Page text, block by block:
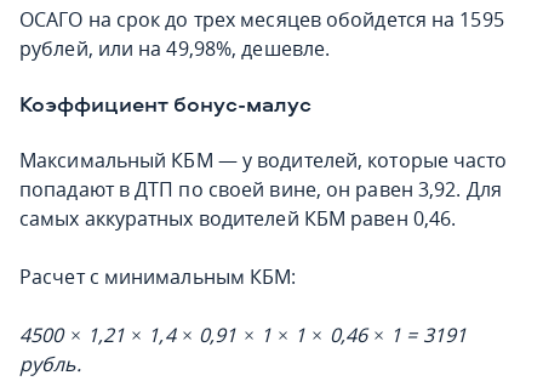
ОСАГО на срок до трех месяцев обойдется на 1595
рублей, или на 49,98%, дешевле.
Коэффициент бонус-малус
Максимальный КБМ — у водителей, которые часто
попадают в ДТП по своей вине, он равен 3,92. Для
самых аккуратных водителей КБМ равен 0,46.
Расчет с минимальным КБМ:
4500 × 1,21 × 1,4 × 0,91 × 1 × 1 × 0,46 × 1 = 3191
рубль.